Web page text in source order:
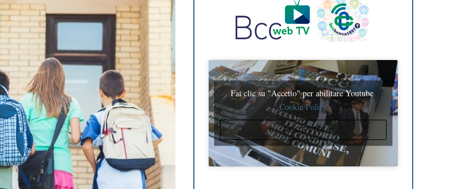
Fai clic su "Accetto" per abilitare Youtube
Cookie Policy
ACCETTO